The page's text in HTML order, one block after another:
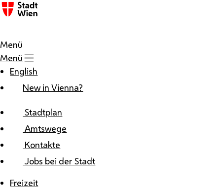
Zum Inhalt
Menü
Menü
English
New in Vienna?
Stadtplan
Amtswege
Kontakte
Jobs bei der Stadt
Freizeit